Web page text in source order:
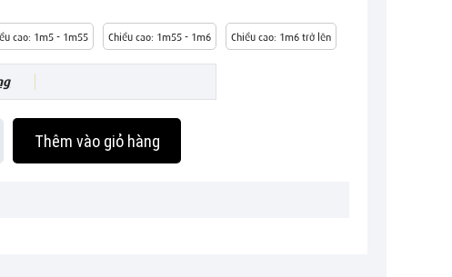
cao: 1m5 - 1m55 Chiều cao: 1m55 - 1m6 Chiều cao: 1m6 trở lên
Thêm vào giỏ hàng